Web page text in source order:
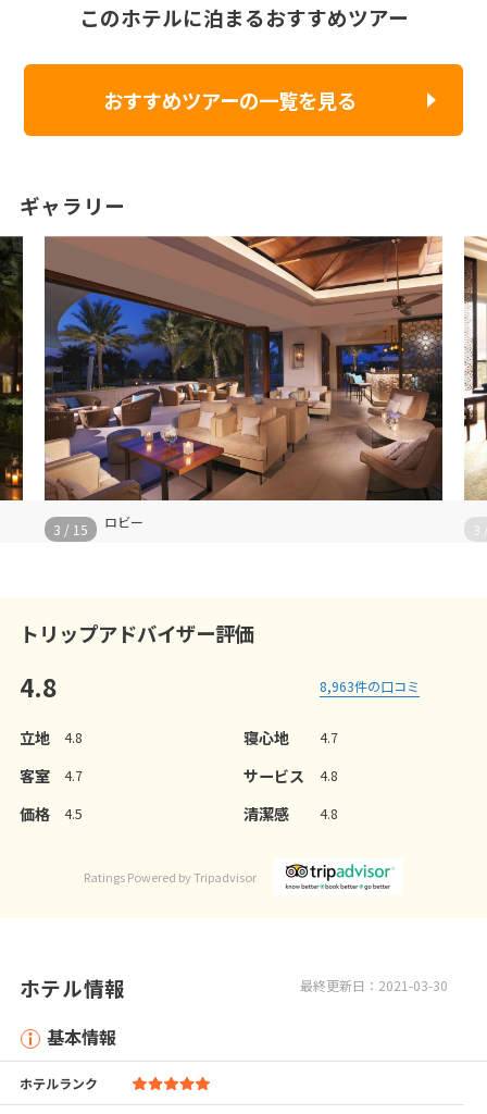
このホテルに泊まるおすすめツアー
おすすめツアーの一覧を見る
ギャラリー
ロビー
3 / 15 3
トリップアドバイザー評価
4.8 8,963件の口コミ
立地 4.8 寝心地 4.7
客室 4.7 サービス 4.8
価格 4.5 清潔感 4.8
Ratings Powered by Tripadvisor
最終更新日：2021-03-30
ホテル情報
基本情報
ホテルランク